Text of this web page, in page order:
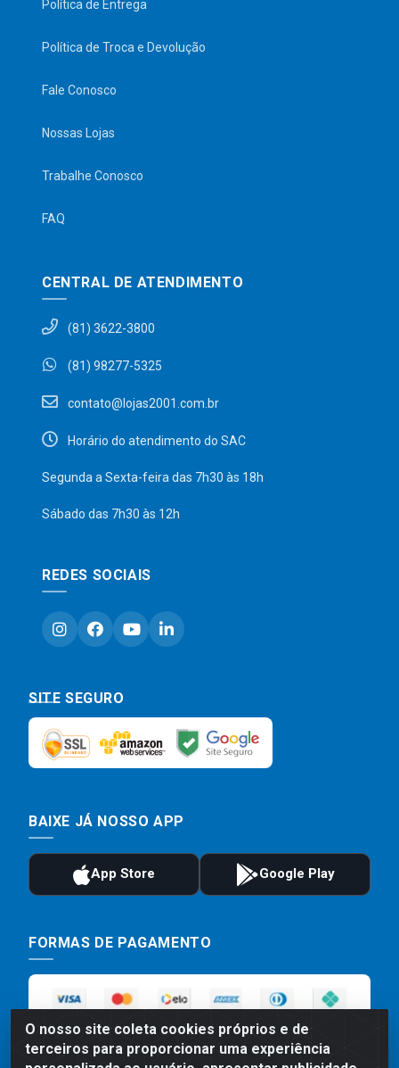
O nosso site coleta cookies próprios e de
terceiros para proporcionar uma experiência
Política de Entrega
Política de Troca e Devolução
Fale Conosco
Nossas Lojas
Trabalhe Conosco
FAQ
CENTRAL DE ATENDIMENTO
(81) 3622-3800
(81) 98277-5325
contato@lojas2001.com.br
Horário do atendimento do SAC
Segunda a Sexta-feira das 7h30 às 18h
Sábado das 7h30 às 12h
REDES SOCIAIS
SITE SEGURO
BAIXE JÁ NOSSO APP
FORMAS DE PAGAMENTO